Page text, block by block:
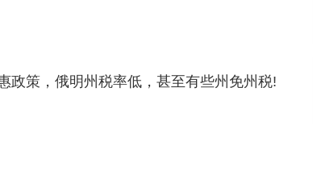
政策，俄明州税率低，甚至有些州免州税!